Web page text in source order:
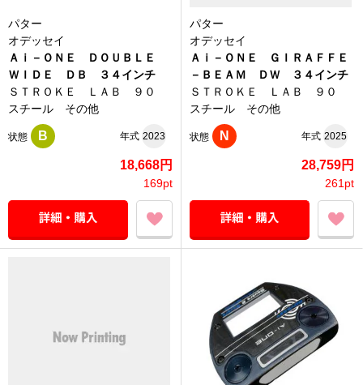
パター
オデッセイ
Ａｉ－ＯＮＥ ＤＯＵＢＬＥ
ＷＩＤＥ ＤＢ ３４インチ
ＳＴＲＯＫＥ ＬＡＢ ９０
スチール その他
状態 B 年式 2023
18,668円
169pt
パター
オデッセイ
Ａｉ－ＯＮＥ ＧＩＲＡＦＦＥ
－ＢＥＡＭ ＤＷ ３４インチ
ＳＴＲＯＫＥ ＬＡＢ ９０
スチール その他
状態 N 年式 2025
28,759円
261pt